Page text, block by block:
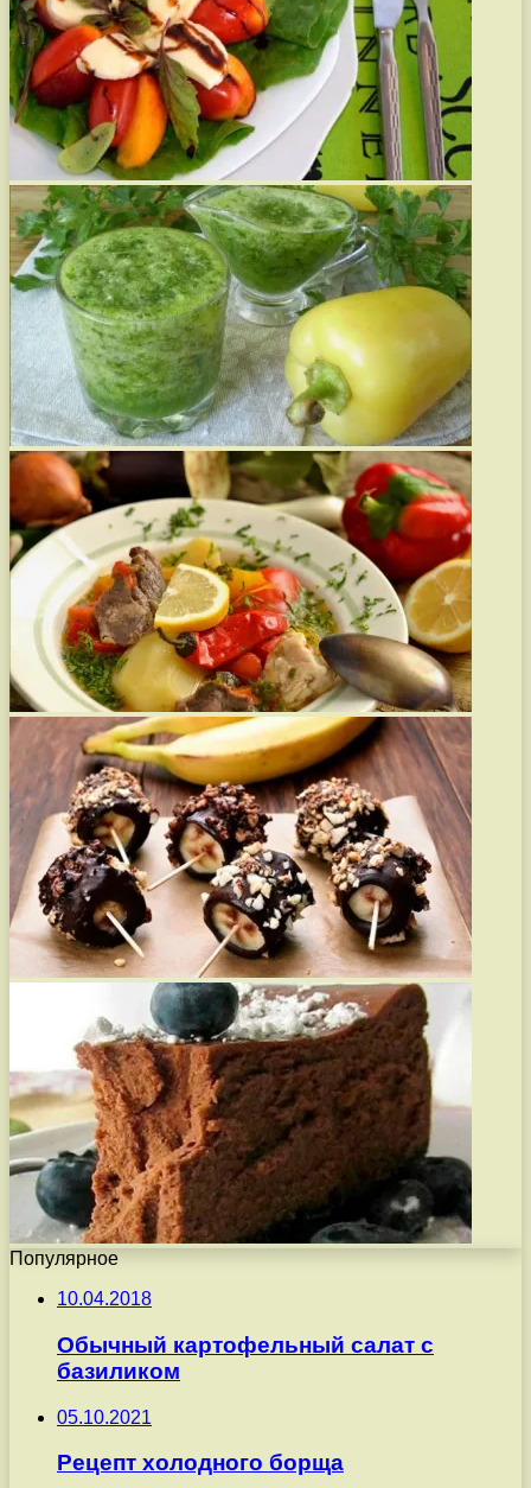
Популярное
10.04.2018
Обычный картофельный салат с
базиликом
05.10.2021
Рецепт холодного борща